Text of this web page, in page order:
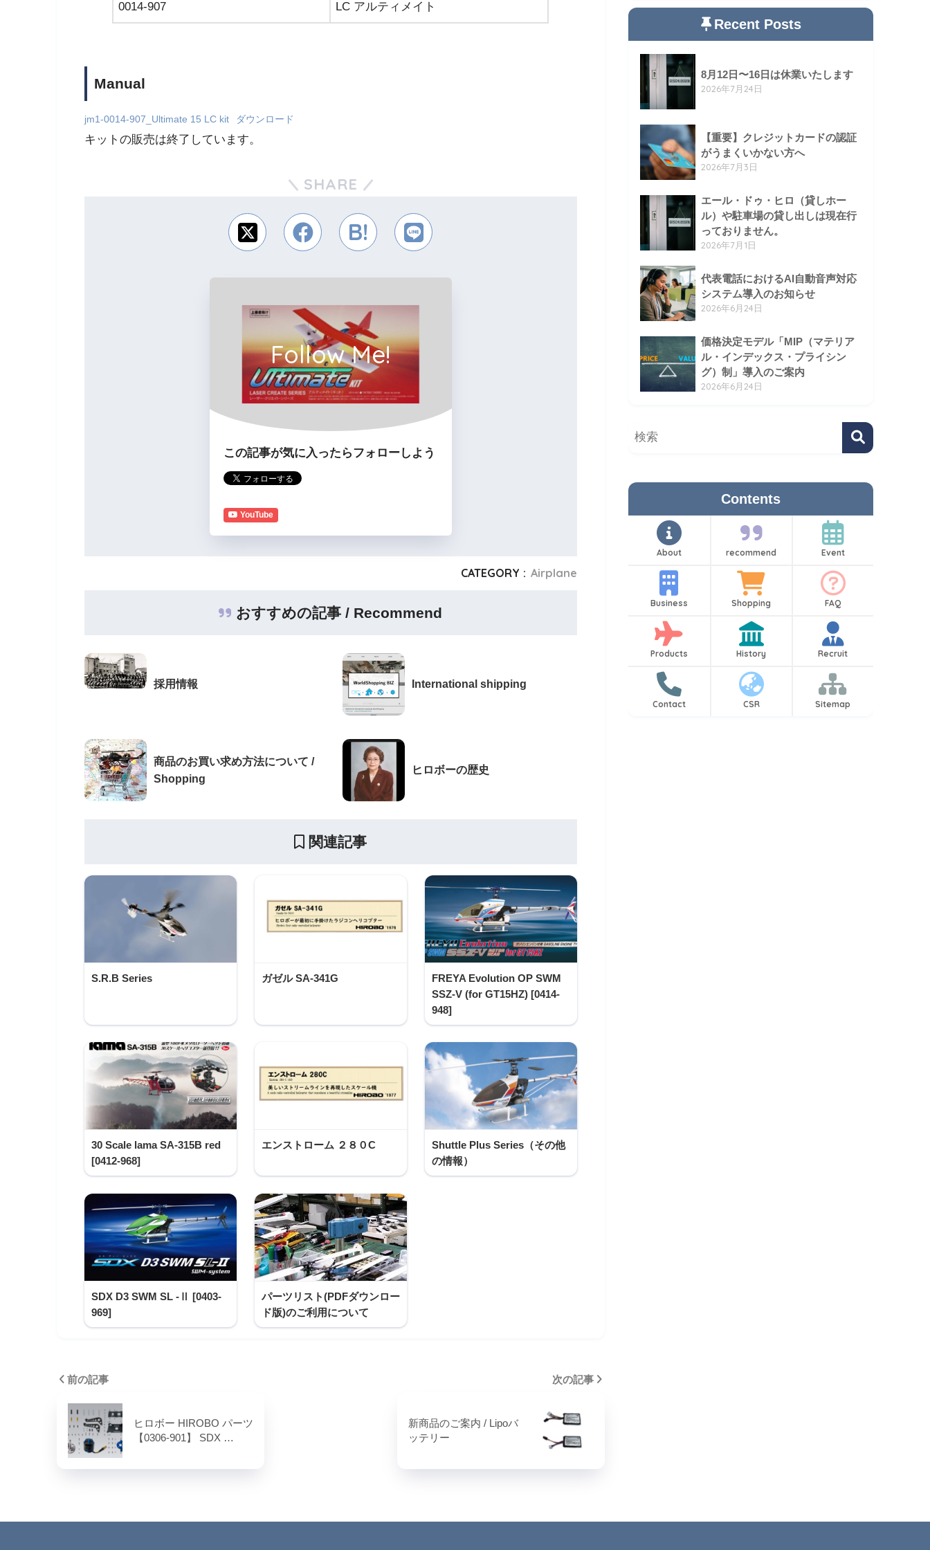
0014-907 LC アルティメイト
Manual
jm1-0014-907_Ultimate 15 LC kit ダウンロード
キットの販売は終了しています。
SHARE
Follow Me!
この記事が気に入ったらフォローしよう
YouTube
CATEGORY : Airplane
おすすめの記事 / Recommend
採用情報 International shipping
商品のお買い求め方法について /
Shopping
ヒロボーの歴史
関連記事
S.R.B Series ガゼル SA-341G
FREYA Evolution OP SWM
SSZ-V (for GT15HZ) [0414-
948]
30 Scale lama SA-315B red
[0412-968]
エンストローム ２８０C
Shuttle Plus Series（その他
の情報）
SDX D3 SWM SL -Ⅱ [0403-
969]
パーツリスト(PDFダウンロー
ド版)のご利用について
前の記事
ヒロボー HIROBO パーツ
【0306-901】 SDX …
次の記事
新商品のご案内 / Lipoバ
ッテリー
Recent Posts
8月12日〜16日は休業いたします
2026年7月24日
【重要】クレジットカードの認証
がうまくいかない方へ
2026年7月3日
エール・ドゥ・ヒロ（貸しホー
ル）や駐車場の貸し出しは現在行
っておりません。
2026年7月1日
代表電話におけるAI自動音声対応
システム導入のお知らせ
2026年6月24日
価格決定モデル「MIP（マテリア
ル・インデックス・プライシン
グ）制」導入のご案内
2026年6月24日
Contents
About recommend Event
Business Shopping FAQ
Products History Recruit
Contact CSR Sitemap